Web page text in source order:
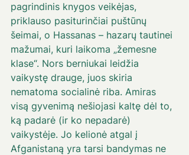
pagrindinis knygos veikėjas,
priklauso pasiturinčiai puštūnų
šeimai, o Hassanas – hazarų tautinei
mažumai, kuri laikoma „žemesne
klase“. Nors berniukai leidžia
vaikystę drauge, juos skiria
nematoma socialinė riba. Amiras
visą gyvenimą nešiojasi kaltę dėl to,
ką padarė (ir ko nepadarė)
vaikystėje. Jo kelionė atgal į
Afganistaną yra tarsi bandymas ne